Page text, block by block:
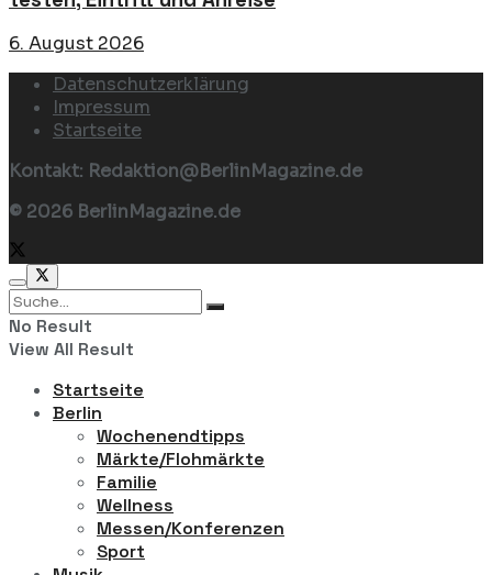
6. August 2026
Datenschutzerklärung
Impressum
Startseite
Kontakt: Redaktion@BerlinMagazine.de
© 2026 BerlinMagazine.de
No Result
View All Result
Startseite
Berlin
Wochenendtipps
Märkte/Flohmärkte
Familie
Wellness
Messen/Konferenzen
Sport